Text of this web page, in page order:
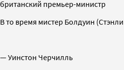
британский премьер-министр
В то время мистер Болдуин
— Уинстон Черчилль